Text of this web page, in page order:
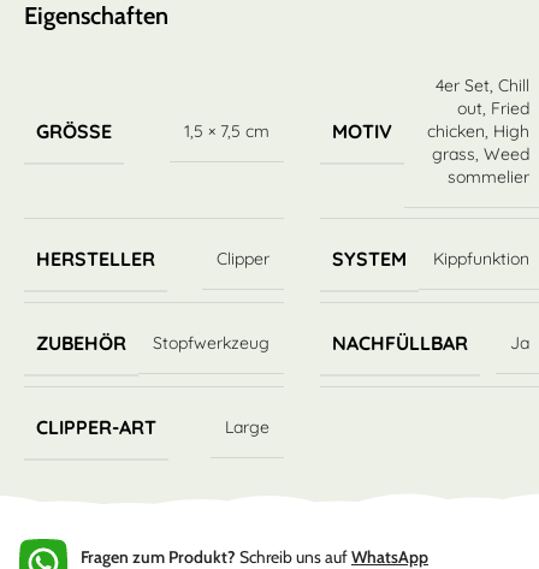
Eigenschaften
GRÖSSE 1,5 × 7,5 cm MOTIV
4er Set,Chill
out, Fried
chicken, High
grass,Weed
sommelier
HERSTELLER Clipper SYSTEM Kippfunktion
ZUBEHÖR Stopfwerkzeug NACHFÜLLBAR Ja
CLIPPER-ART Large
Fragen zum Produkt? Schreib uns aufWhatsApp